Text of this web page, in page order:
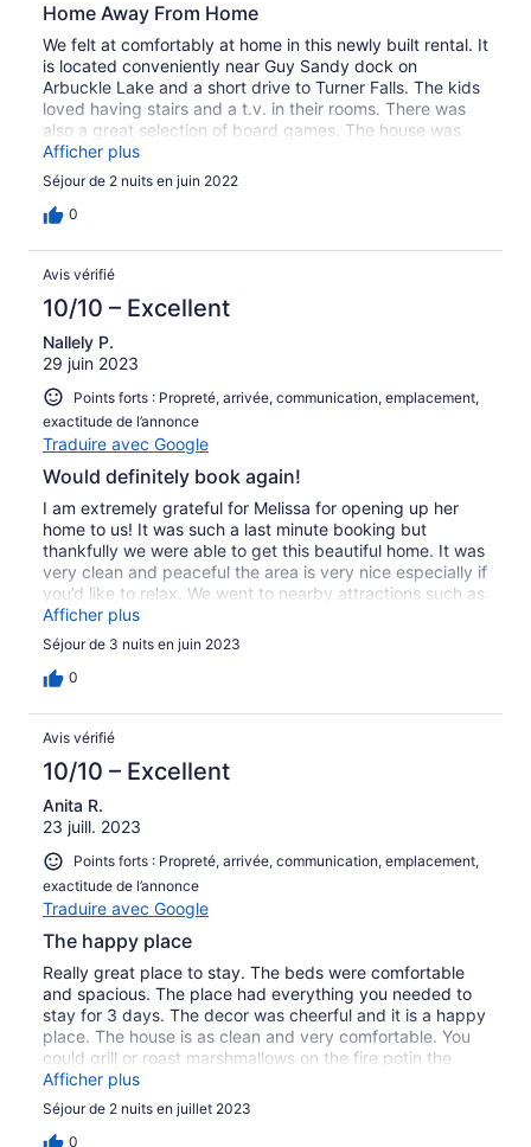
Home Away From Home
We felt at comfortably at home in this newly built rental. It
is located conveniently near Guy Sandy dock on
Arbuckle Lake and a short drive to Turner Falls. The kids
loved having stairs and a t.v. in their rooms. There was
also a great selection of board games. The house was
very clean and furnished with new appliances and
amenities. The hosts were excellent and genuinely care
that we had a great stay. We would definitely stay here
again.
Afficher plus
Séjour de 2 nuits en juin 2022
0
Avis vérifié
10/10 – Excellent
Nallely P.
29 juin 2023
Points forts : Propreté, arrivée, communication, emplacement,
exactitude de l’annonce
Traduire avec Google
Would definitely book again!
I am extremely grateful for Melissa for opening up her
home to us! It was such a last minute booking but
thankfully we were able to get this beautiful home. It was
very clean and peaceful the area is very nice especially if
you’d like to relax. We went to nearby attractions such as
tuner falls and the lake of the Arbuckles. It wasn’t too far
from Walmart so anything we needed was a few minutes
away. Overall this house made our mini vacation even
better. Thank you Melissa for everything!
Afficher plus
Séjour de 3 nuits en juin 2023
0
Avis vérifié
10/10 – Excellent
Anita R.
23 juill. 2023
Points forts : Propreté, arrivée, communication, emplacement,
exactitude de l’annonce
Traduire avec Google
The happy place
Really great place to stay. The beds were comfortable
and spacious. The place had everything you needed to
stay for 3 days. The decor was cheerful and it is a happy
place. The house is as clean and very comfortable. You
could grill or roast marshmallows on the fire potin the
back yard. We had a rain storm, so no internet or tv but
there was gams and cards to play instead. Very close to
Turner Falls and to town, so you could always go and
shop for what I needed. Melissa was a great hostess and
Afficher plus
Séjour de 2 nuits en juillet 2023
0